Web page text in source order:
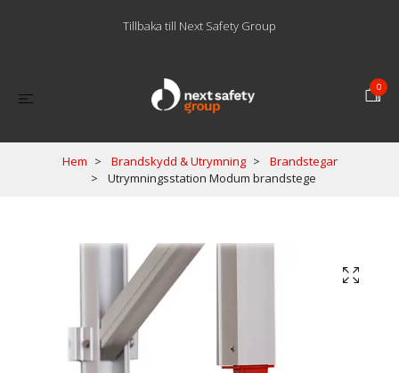
Tillbaka till Next Safety Group
0
Hem Brandskydd & Utrymning
Brandstegar
Utrymningsstation Modum brandstege